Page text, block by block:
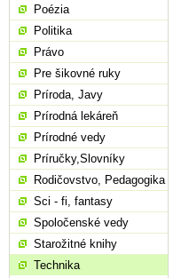
Poézia
Politika
Právo
Pre šikovné ruky
Príroda, Javy
Prírodná lekáreň
Prírodné vedy
Príručky,Slovníky
Rodičovstvo, Pedagogika
Sci - fi, fantasy
Spoločenské vedy
Starožitné knihy
Technika